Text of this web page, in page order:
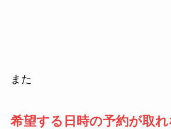
また
希望する日時の予約が取